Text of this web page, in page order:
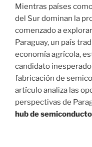
Mientras países
del Sur dominan la
comenzado a
Paraguay, un país
economía agrícola,
candidato
fabricación de
artículo analiza las
perspectivas de
hub de